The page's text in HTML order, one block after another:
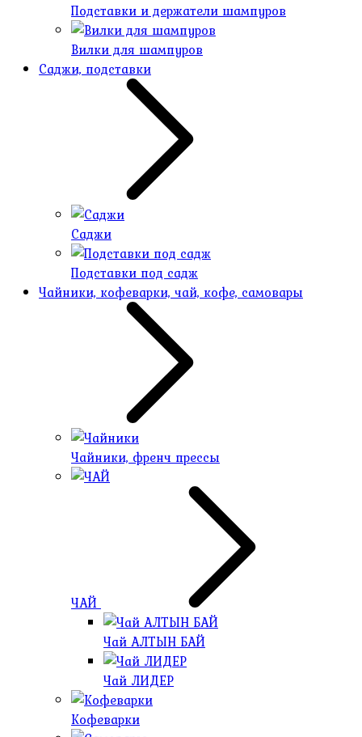
Подставки и держатели шампуров
Вилки для шампуров
Саджи, подставки
Саджи
Подставки под садж
Чайники, кофеварки, чай, кофе, самовары
Чайники, френч прессы
ЧАЙ
Чай АЛТЫН БАЙ
Чай ЛИДЕР
Кофеварки